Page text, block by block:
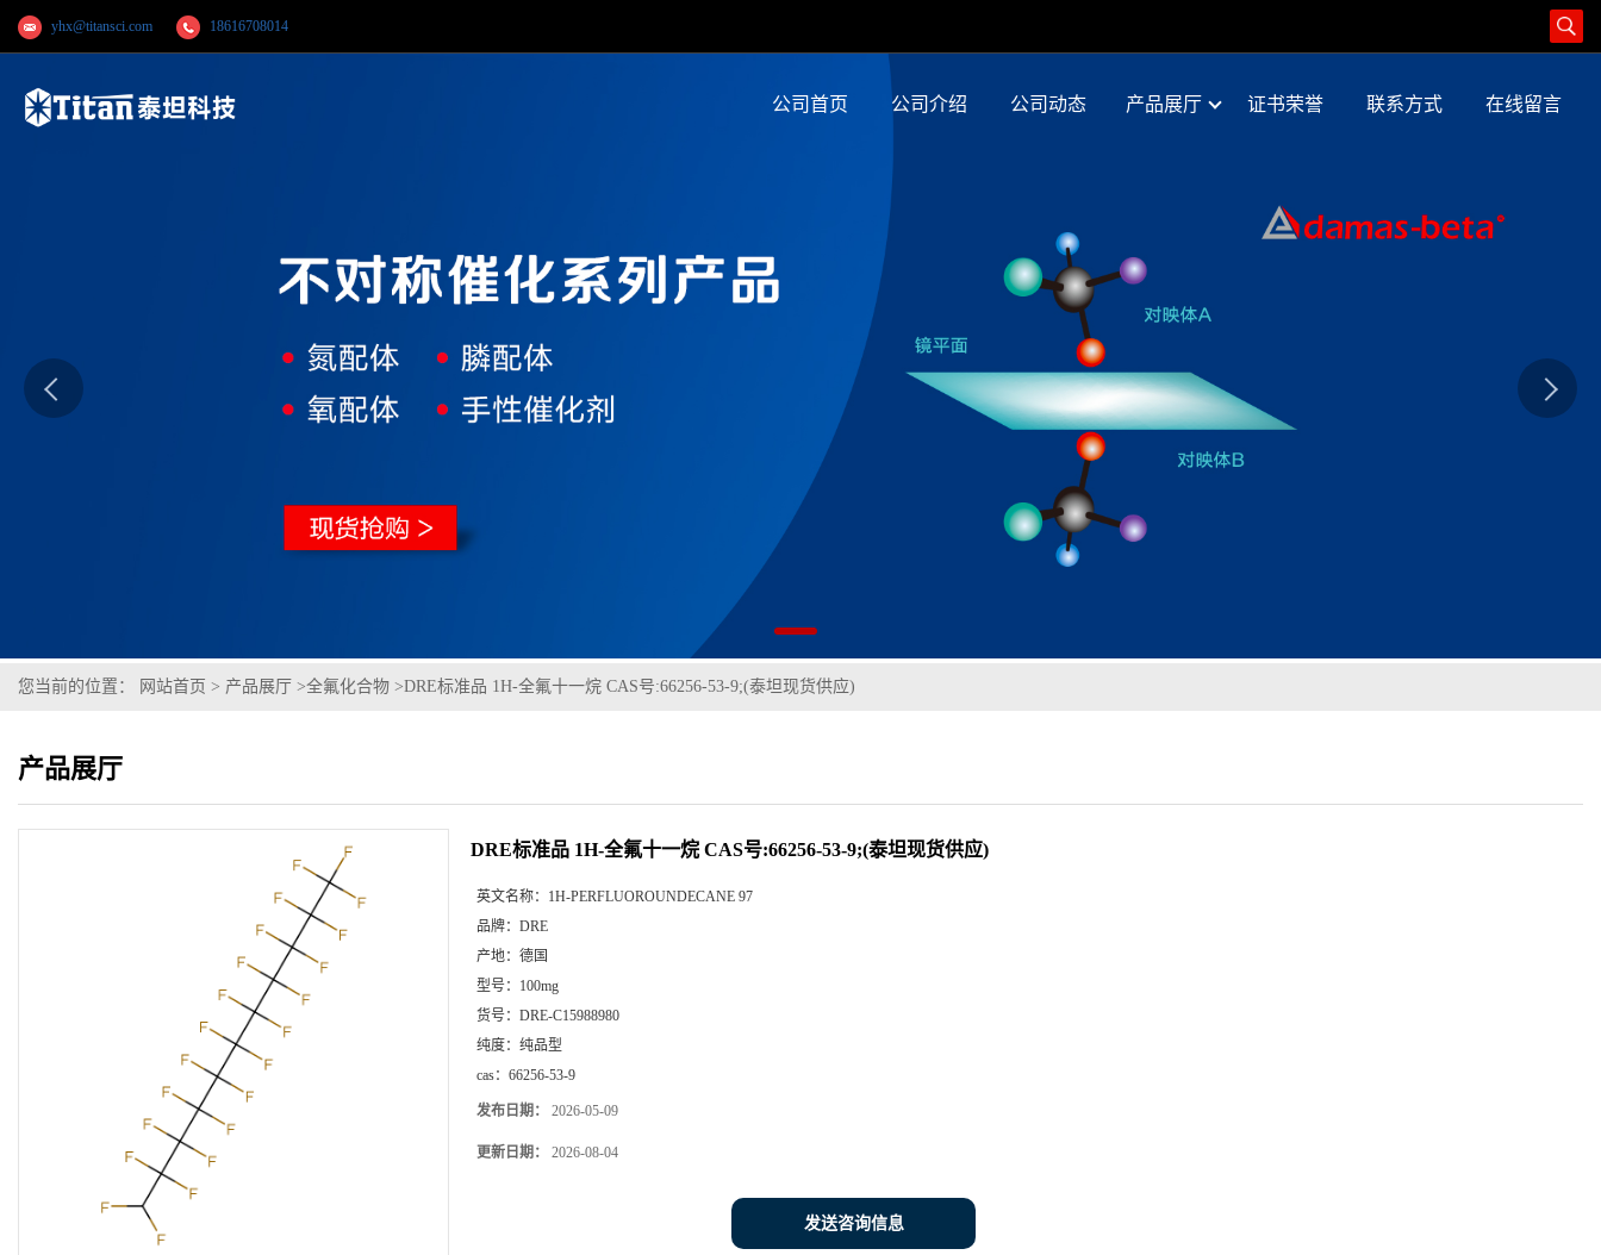
yhx@titansci.com 18616708014
公司首页 公司介绍 公司动态 产品展厅 证书荣誉 联系方式 在线留言
您当前的位置： 网站首页 > 产品展厅 >全氟化合物 >DRE标准品 1H-全氟十一烷 CAS号:66256-53-9;(泰坦现货供应)
产品展厅
DRE标准品 1H-全氟十一烷 CAS号:66256-53-9;(泰坦现货供应)
英文名称： 1H-PERFLUOROUNDECANE 97
品牌： DRE
产地： 德国
型号： 100mg
货号： DRE-C15988980
纯度： 纯品型
cas： 66256-53-9
发布日期： 2026-05-09
更新日期： 2026-08-04
发送咨询信息